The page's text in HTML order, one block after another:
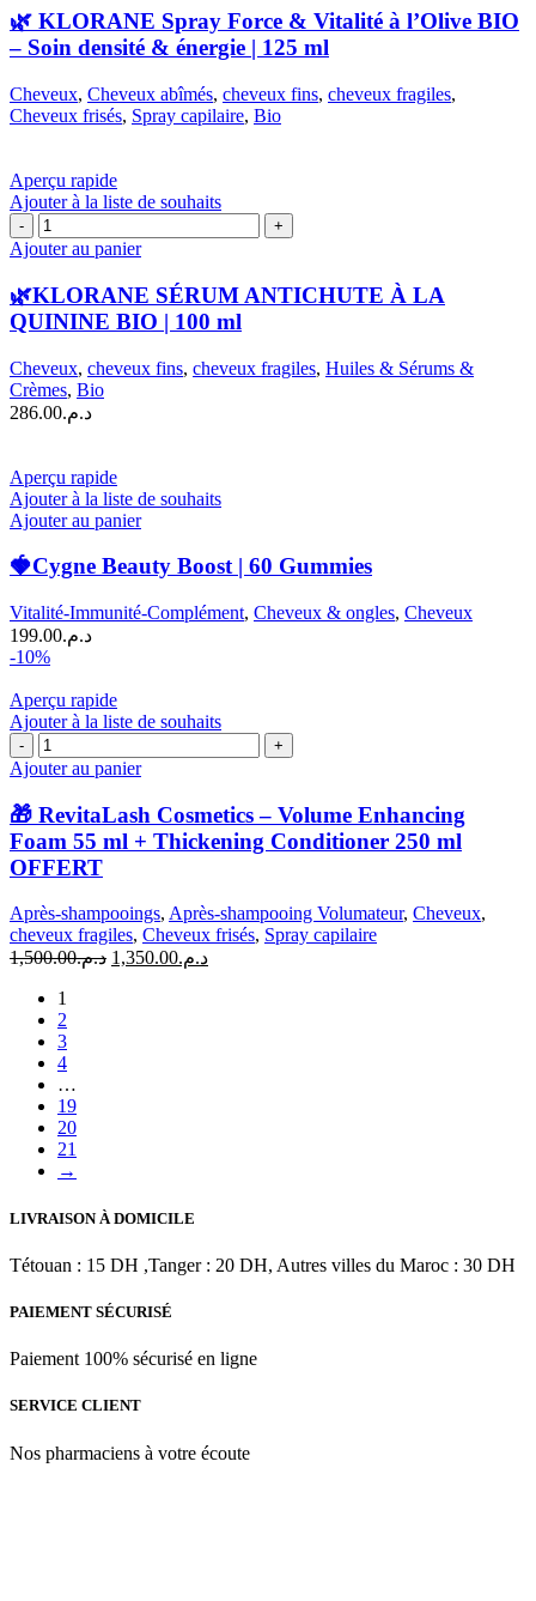
🌿 KLORANE Spray Force & Vitalité à l’Olive BIO
– Soin densité & énergie | 125 ml
Cheveux, Cheveux abîmés, cheveux fins, cheveux fragiles,
Cheveux frisés, Spray capilaire, Bio
Aperçu rapide
Ajouter à la liste de souhaits
quantité
de
KLORANE
SÉRUM
ANTICHUTE
LA
QUININE
BIO
ml
Ajouter au panier
🌿KLORANE SÉRUM ANTICHUTE À LA
QUININE BIO | 100 ml
Cheveux, cheveux fins, cheveux fragiles, Huiles & Sérums &
Crèmes, Bio
د.م.286.00
Aperçu rapide
Ajouter à la liste de souhaits
Ajouter au panier
🍓Cygne Beauty Boost | 60 Gummies
Vitalité-Immunité-Complément, Cheveux & ongles, Cheveux
د.م.199.00
-10%
Aperçu rapide
Ajouter à la liste de souhaits
quantité
de
RevitaLash
Cosmetics
–
Volume
Foam
55
ml
Thickening
Conditioner
250
ml
OFFERT
Ajouter au panier
🎁 RevitaLash Cosmetics – Volume Enhancing
Foam 55 ml + Thickening Conditioner 250 ml
OFFERT
Après-shampooings, Après-shampooing Volumateur, Cheveux,
cheveux fragiles, Cheveux frisés, Spray capilaire
د.م.1,500.00
Le
د.م.1,350.00
Le
1
2
3
4
…
19
20
21
→
LIVRAISON À DOMICILE
Tétouan : 15 DH ,Tanger : 20 DH, Autres villes du Maroc : 30 DH
PAIEMENT SÉCURISÉ
Paiement 100% sécurisé en ligne
SERVICE CLIENT
Nos pharmaciens à votre écoute